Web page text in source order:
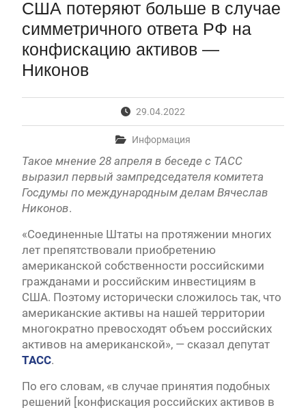
вступительные испытания в МГУ имени
М.В.Ломоносова в 2026 году по каждому
конкурсу (ранжированные списки поступающих)
Вячеслав Никонов в программе «Большая игра» —
Первый канал, 24.07.2026. Часть 1-2
Вниманию абитуриентов бакалавриата! Открыта
онлайн-запись на заключение договора на
Вячеслав Никонов в программе «Большая игра» —
Первый канал, 23.07.2026. Часть 1-2
(18.09.1930 — 04.08.2026)
США потеряют больше в случае
симметричного ответа РФ на
конфискацию активов —
Никонов
29.04.2022
Информация
Такое мнение 28 апреля в беседе с ТАСС
выразил первый зампредседателя комитета
Госдумы по международным делам Вячеслав
Никонов.
«Соединенные Штаты на протяжении многих
лет препятствовали приобретению
американской собственности российскими
гражданами и российским инвестициям в
США. Поэтому исторически сложилось так, что
американские активы на нашей территории
многократно превосходят объем российских
активов на американской», — сказал депутат
ТАСС.
По его словам, «в случае принятия подобных
решений [конфискация российских активов в